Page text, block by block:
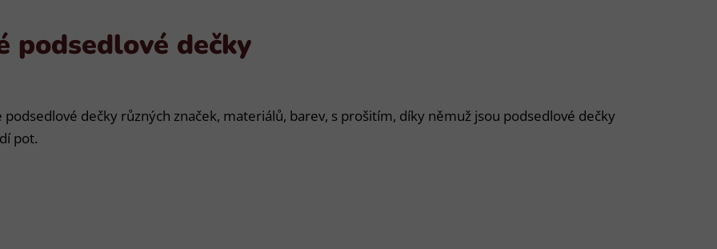
podsedlové dečky
dečky různých značek, materiálů, barev, s prošitím, díky němuž jsou podsedlové dečky
pot.